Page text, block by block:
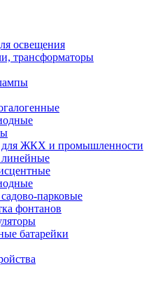
освещения
трансформаторы
для ЖКХ и промышленности
парковые
фонтанов
батарейки